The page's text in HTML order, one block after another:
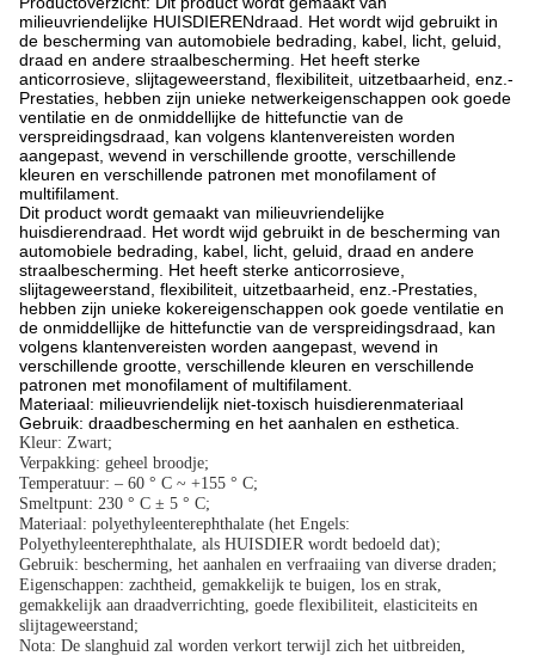
milieuvriendelijke HUISDIERENdraad. Het wordt wijd gebruikt in
de bescherming van automobiele bedrading, kabel, licht, geluid,
draad en andere straalbescherming. Het heeft sterke
anticorrosieve, slijtageweerstand, flexibiliteit, uitzetbaarheid, enz.-
Prestaties, hebben zijn unieke netwerkeigenschappen ook goede
ventilatie en de onmiddellijke de hittefunctie van de
verspreidingsdraad, kan volgens klantenvereisten worden
aangepast, wevend in verschillende grootte, verschillende
kleuren en verschillende patronen met monofilament of
multifilament.
Dit product wordt gemaakt van milieuvriendelijke
huisdierendraad. Het wordt wijd gebruikt in de bescherming van
automobiele bedrading, kabel, licht, geluid, draad en andere
straalbescherming. Het heeft sterke anticorrosieve,
slijtageweerstand, flexibiliteit, uitzetbaarheid, enz.-Prestaties,
hebben zijn unieke kokereigenschappen ook goede ventilatie en
de onmiddellijke de hittefunctie van de verspreidingsdraad, kan
volgens klantenvereisten worden aangepast, wevend in
verschillende grootte, verschillende kleuren en verschillende
patronen met monofilament of multifilament.
Materiaal: milieuvriendelijk niet-toxisch huisdierenmateriaal
Gebruik: draadbescherming en het aanhalen en esthetica.
Kleur: Zwart;
Verpakking: geheel broodje;
Temperatuur: – 60 ° C ~ +155 ° C;
Smeltpunt: 230 ° C ± 5 ° C;
Materiaal: polyethyleenterephthalate (het Engels:
Polyethyleenterephthalate, als HUISDIER wordt bedoeld dat);
Gebruik: bescherming, het aanhalen en verfraaiing van diverse draden;
Eigenschappen: zachtheid, gemakkelijk te buigen, los en strak,
gemakkelijk aan draadverrichting, goede flexibiliteit, elasticiteits en
slijtageweerstand;
Nota: De slanghuid zal worden verkort terwijl zich het uitbreiden,